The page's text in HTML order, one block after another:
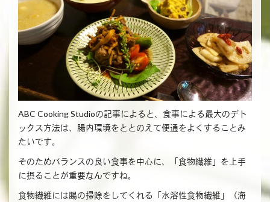
ABC Cooking Studioの記事によると、食事による最大のデト
ックス方法は、腸内環境をととのえて便通をよくすることみ
たいです。
そのためバランスの良い食事を中心に、「食物繊維」を上手
に摂ることが重要なんですね。
食物繊維には腸の掃除をしてくれる「水溶性食物繊維」（海